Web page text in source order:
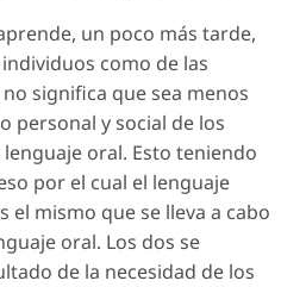
un poco más tarde,
como de las
significa que sea menos
personal y social de los
oral. Esto teniendo
por el cual el lenguaje
el mismo que se lleva a cabo
oral. Los dos se
de la necesidad de los